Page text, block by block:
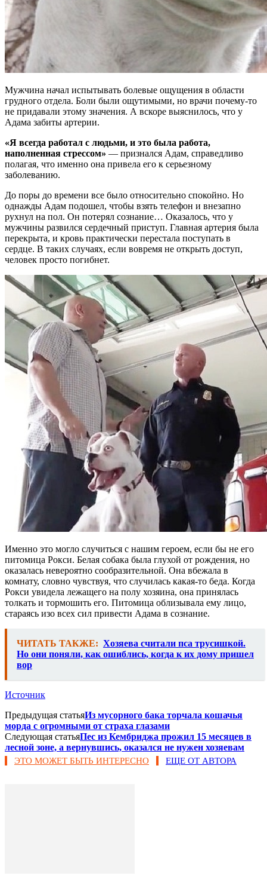
Мужчина начал испытывать болевые ощущения в области
грудного отдела. Боли были ощутимыми, но врачи почему-то
не придавали этому значения. А вскоре выяснилось, что у
Адама забиты артерии.
«Я всегда работал с людьми, и это была работа,
наполненная стрессом» — признался Адам, справедливо
полагая, что именно она привела его к серьезному
заболеванию.
До поры до времени все было относительно спокойно. Но
однажды Адам подошел, чтобы взять телефон и внезапно
рухнул на пол. Он потерял сознание… Оказалось, что у
мужчины развился сердечный приступ. Главная артерия была
перекрыта, и кровь практически перестала поступать в
сердце. В таких случаях, если вовремя не открыть доступ,
человек просто погибнет.
Именно это могло случиться с нашим героем, если бы не его
питомица Рокси. Белая собака была глухой от рождения, но
оказалась невероятно сообразительной. Она вбежала в
комнату, словно чувствуя, что случилась какая-то беда. Когда
Рокси увидела лежащего на полу хозяина, она принялась
толкать и тормошить его. Питомица облизывала ему лицо,
стараясь изо всех сил привести Адама в сознание.
ЧИТАТЬ ТАКЖЕ: Хозяева считали пса трусишкой.
Но они поняли, как ошиблись, когда к их дому пришел
вор
Источник
Предыдущая статьяИз мусорного бака торчала кошачья
морда с огромными от страха глазами
Следующая статьяПес из Кембриджа прожил 15 месяцев в
лесной зоне, а вернувшись, оказался не нужен хозяевам
ЭТО МОЖЕТ БЫТЬ ИНТЕРЕСНО ЕЩЕ ОТ АВТОРА